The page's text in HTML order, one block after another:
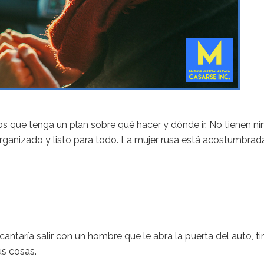
que tenga un plan sobre qué hacer y dónde ir. No tienen
y listo para todo. La mujer rusa está
salir con un hombre que le abra la puerta del auto,
cosas.